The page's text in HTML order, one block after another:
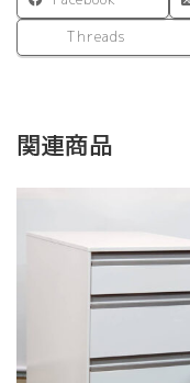
Threads
関連商品